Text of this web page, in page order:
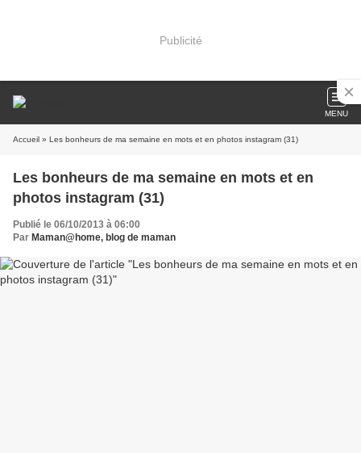
Publicité
MENU
Accueil » Les bonheurs de ma semaine en mots et en photos instagram (31)
Les bonheurs de ma semaine en mots et en
photos instagram (31)
Publié le 06/10/2013 à 06:00
Par Maman@home, blog de maman